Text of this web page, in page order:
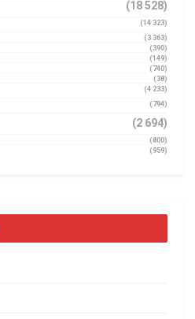
(18 528)
(14 323)
(3 363)
(390)
(149)
(740)
(38)
(4 233)
(794)
(2 694)
(800)
(959)